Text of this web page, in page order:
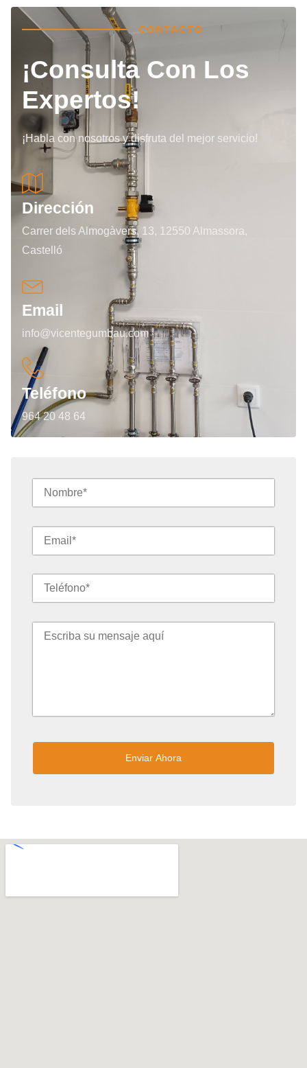
CONTACTO
¡Consulta Con Los
Expertos!
¡Habla con nosotros y disfruta del mejor servicio!
Dirección
Carrer dels Almogàvers, 13, 12550 Almassora,
Castelló
Email
info@vicentegumbau.com
Teléfono
964 20 48 64